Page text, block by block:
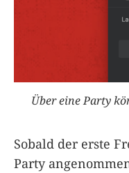
Über eine Party
Sobald der erste
Party